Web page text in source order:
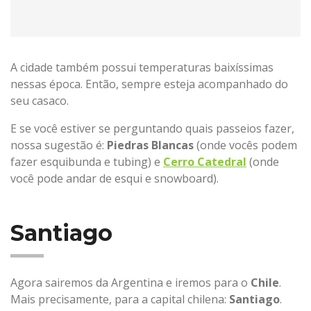
A cidade também possui temperaturas baixíssimas
nessas época. Então, sempre esteja acompanhado do
seu casaco.
E se você estiver se perguntando quais passeios fazer,
nossa sugestão é: Piedras Blancas(onde vocês podem
fazer esquibunda e tubing) e Cerro Catedral (onde
você pode andar de esqui e snowboard).
Santiago
Agora sairemos da Argentina e iremos para o Chile.
Mais precisamente, para a capital chilena: Santiago.